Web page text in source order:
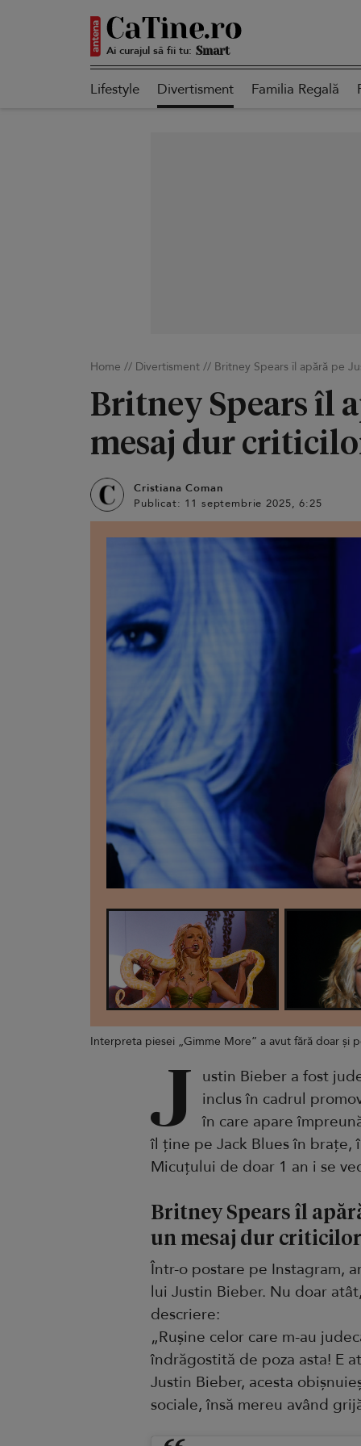
Ai curajul să fii tu: Autentică
Lifestyle Divertisment Familia Regală
Home // Divertisment // Britney Spears îl apără pe
Britney Spears îl
mesaj dur
Cristiana Coman
Publicat: 11 septembrie 2025, 6:25
Interpreta piesei „Gimme More” a avut fără doar și
J ustin Bieber a fost
inclus în cadrul
în care apare
îl ține pe Jack Blues în
Micuțului de doar 1 an i se
Britney Spears îl
un mesaj dur criticilor
Într-o postare pe Instagram,
lui Justin Bieber. Nu doar
descriere:
„Rușine celor care m-au
îndrăgostită de poza asta! E
Justin Bieber, acesta
sociale, însă mereu având